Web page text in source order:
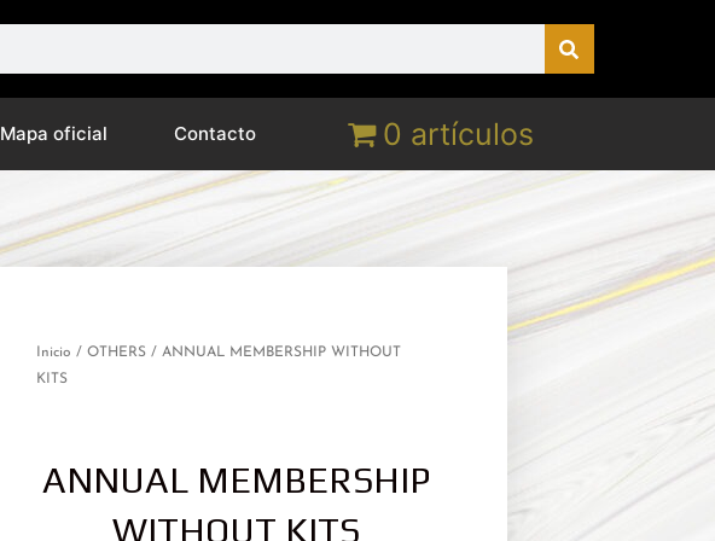
Mapa oficial Contacto 0 artículos
Inicio / OTHERS / ANNUAL MEMBERSHIP WITHOUT
KITS
ANNUAL MEMBERSHIP
WITHOUT KITS